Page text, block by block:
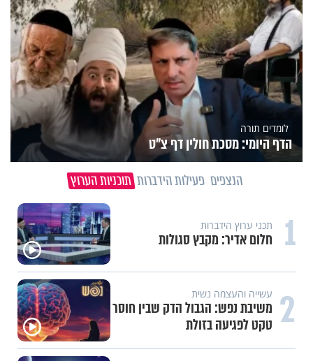
לומדים תורה
הדף היומי: מסכת חולין דף צ"ט
הנצפים פעילות הידברות תוכניות הערוץ
1 תכני ערוץ הידברות
חלום אדיר: מקבץ סגולות
2 עשייה והעצמה נשית
משיבת נפש: הגבול הדק שבין חוסר
טקט לפגיעה בזולת